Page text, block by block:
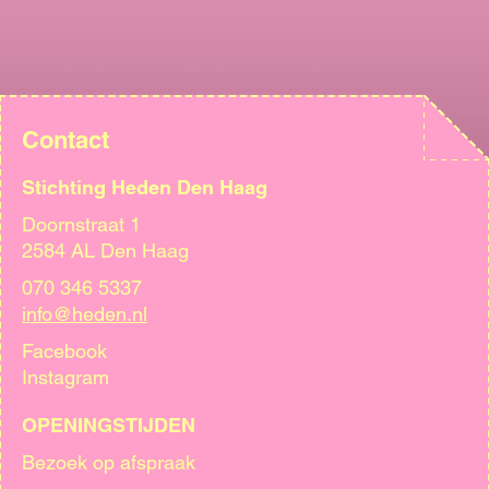
Contact
Stichting Heden Den Haag
Doornstraat 1
2584 AL Den Haag
070 346 5337
info@heden.nl
Facebook
Instagram
OPENINGSTIJDEN
Bezoek op afspraak